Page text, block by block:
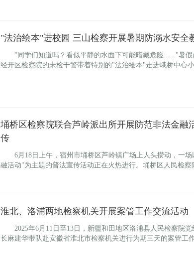
"法治绘本"进校园 三山检察开展暑期防溺水安全
"同学们知道吗？看似平静的水面下可能暗藏危险......"暑假
经开区检察院的未检干警带着特别的"法治绘本"走进峨桥中心
埇桥区检察院联合芦岭派出所开展防范非法金融
传
6月18日上午，宿州市埇桥区芦岭镇广场上人头攒动，一场
融活动"为主题的普法宣传活动正在火热进行。埇桥区人民检察
淮北、洛浦两地检察机关开展案管工作交流活动
2025年6月11日至13日，新疆和田地区洛浦县人民检察院党
长麻建华带队赴安徽省淮北市检察机关进行为期三天的案管工